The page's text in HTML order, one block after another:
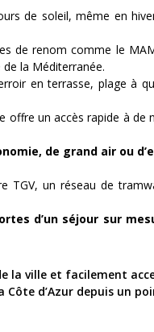
de soleil, même en
de renom comme le
la Méditerranée.
en terrasse, plage à
offre un accès rapide à
de grand air ou
TGV, un réseau de
d’un séjour sur
la ville et facilement
d’Azur depuis un